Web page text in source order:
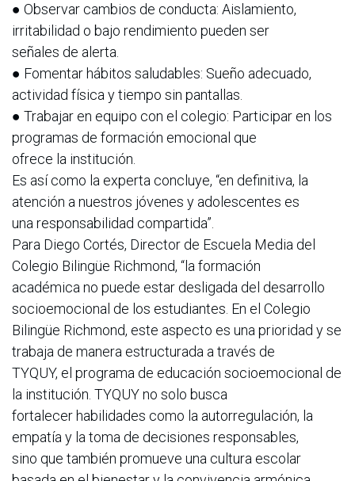
● Observar cambios de conducta: Aislamiento,
irritabilidad o bajo rendimiento pueden ser
señales de alerta.
● Fomentar hábitos saludables: Sueño adecuado,
actividad física y tiempo sin pantallas.
● Trabajar en equipo con el colegio: Participar en los
programas de formación emocional que
ofrece la institución.
Es así como la experta concluye, “en definitiva, la
atención a nuestros jóvenes y adolescentes es
una responsabilidad compartida”.
Para Diego Cortés, Director de Escuela Media del
Colegio Bilingüe Richmond, “la formación
académica no puede estar desligada del desarrollo
socioemocional de los estudiantes. En el Colegio
Bilingüe Richmond, este aspecto es una prioridad y se
trabaja de manera estructurada a través de
TYQUY, el programa de educación socioemocional de
la institución. TYQUY no solo busca
fortalecer habilidades como la autorregulación, la
empatía y la toma de decisiones responsables,
sino que también promueve una cultura escolar